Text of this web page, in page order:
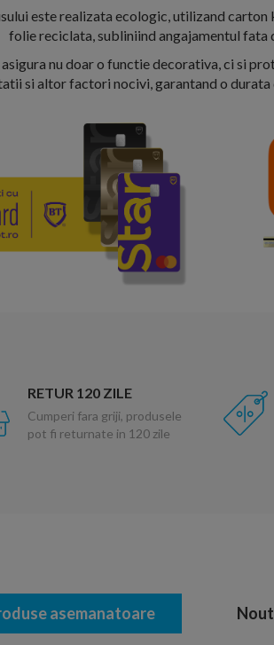
este realizata ecologic, utilizand carton
folie reciclata, subliniind angajamentul fata
nu doar o functie decorativa, ci si
si altor factori nocivi, garantand o durata
RETUR 120 ZILE
Cumperi fara griji, produsele
pot fi returnate in 120 zile
asemanatoare